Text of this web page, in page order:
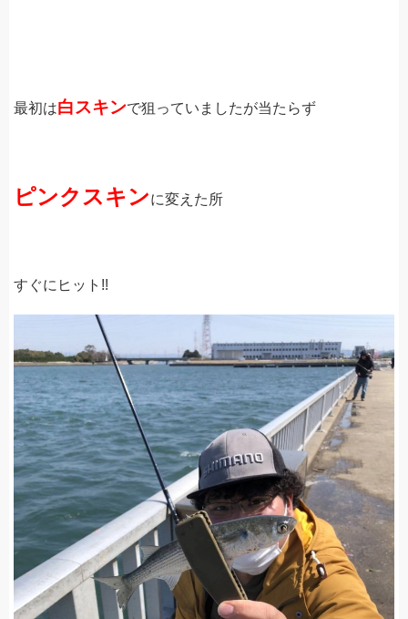
最初は白スキンで狙っていましたが当たらず
ピンクスキンに変えた所
すぐにヒット!!